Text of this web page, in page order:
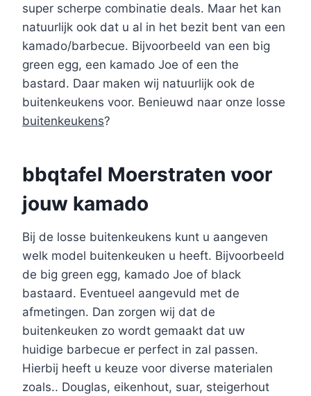
super scherpe combinatie deals. Maar het kan
natuurlijk ook dat u al in het bezit bent van een
kamado/barbecue. Bijvoorbeeld van een big
green egg, een kamado Joe of een the
bastard. Daar maken wij natuurlijk ook de
buitenkeukens voor. Benieuwd naar onze losse
buitenkeukens?
bbqtafel Moerstraten voor
jouw kamado
Bij de losse buitenkeukens kunt u aangeven
welk model buitenkeuken u heeft. Bijvoorbeeld
de big green egg, kamado Joe of black
bastaard. Eventueel aangevuld met de
afmetingen. Dan zorgen wij dat de
buitenkeuken zo wordt gemaakt dat uw
huidige barbecue er perfect in zal passen.
Hierbij heeft u keuze voor diverse materialen
zoals.. Douglas, eikenhout, suar, steigerhout